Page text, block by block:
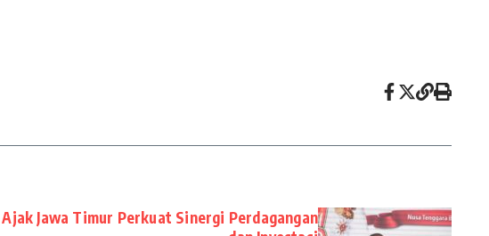
Jawa Timur Perkuat Sinergi Perdagangan